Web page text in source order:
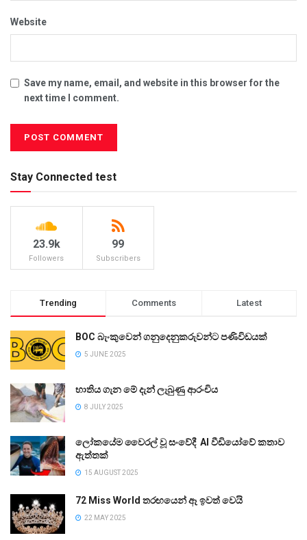
Website
Save my name, email, and website in this browser for the
next time I comment.
Stay Connected test
23.9k
Followers
99
Subscribers
Trending Comments Latest
BOC බැංකුවෙන් ගනුදෙනුකරුවන්ට පණිවිඩයක්
5 JUNE 2025
භාතිය ගැන මේ දැන් ලැබුණු ආරංචිය
8 JULY 2025
ලෝකයේම වෛරල් වූ සංවේදී AI වීඩියෝවේ කතාව
ඇත්තක්
15 AUGUST 2025
72 Miss World තරඟයෙන් ඈ ඉවත් වෙයි
22 MAY 2025